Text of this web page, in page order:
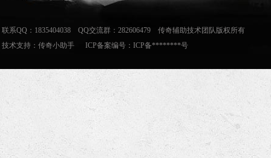
联系QQ：1835404038 QQ交流群：282606479 传奇辅助技术团队版权所有
技术支持： 传奇小助手 ICP备案编号：ICP备********号